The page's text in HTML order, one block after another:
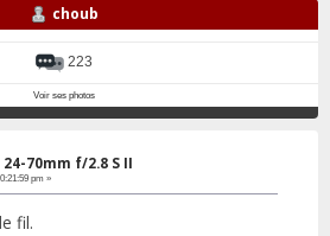
choub
223
Voir ses photos
70mm f/2.8 S II
pm »
fil.